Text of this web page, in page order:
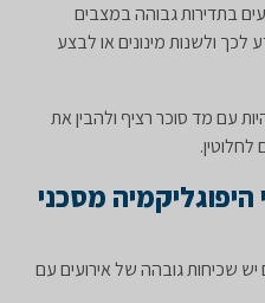
בתדירות גבוהה במצבים
לכך ולשנות מינונים או לבצע
מסוג 2 או 3 חיוני להיות עם מד סוכר רציף ולהבין את
היפוגליקמיה מסכני
שכיחות גובהה של אירועים עם